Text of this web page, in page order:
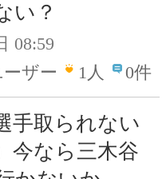
い？
08:59
ザー
1人 0件
手取られない
今なら三木谷